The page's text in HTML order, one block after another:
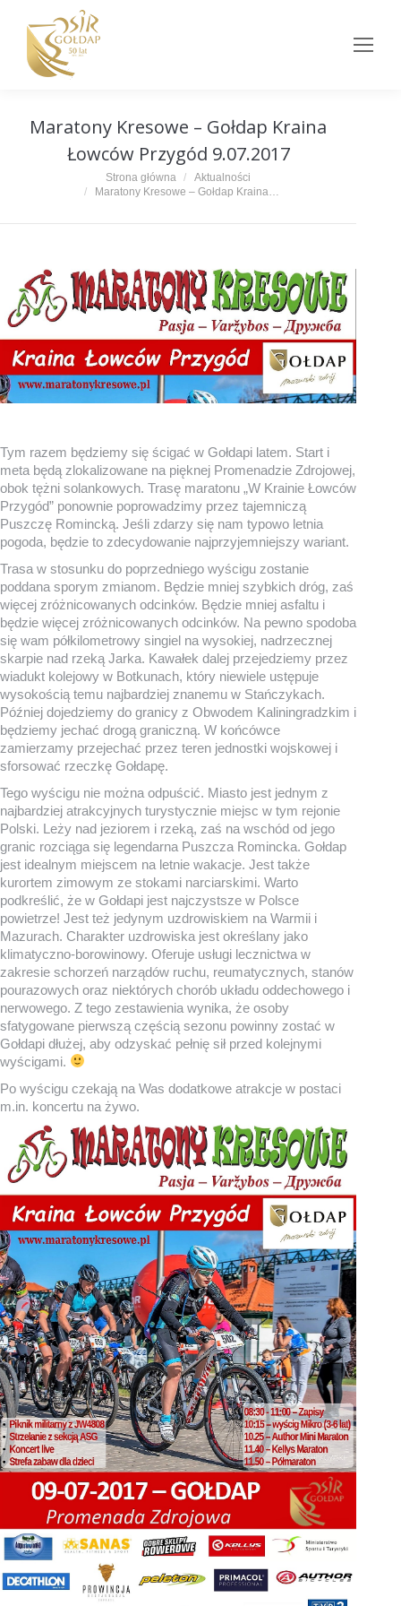
Maratony Kresowe – Gołdap Kraina
Łowców Przygód 9.07.2017
Strona główna
Aktualności
Maratony Kresowe – Gołdap Kraina…
Tym razem będziemy się ścigać w Gołdapi latem. Start i
meta będą zlokalizowane na pięknej Promenadzie Zdrojowej,
obok tężni solankowych. Trasę maratonu „W Krainie Łowców
Przygód” ponownie poprowadzimy przez tajemniczą
Puszczę Romincką. Jeśli zdarzy się nam typowo letnia
pogoda, będzie to zdecydowanie najprzyjemniejszy wariant.
Trasa w stosunku do poprzedniego wyścigu zostanie
poddana sporym zmianom. Będzie mniej szybkich dróg, zaś
więcej zróżnicowanych odcinków. Będzie mniej asfaltu i
będzie więcej zróżnicowanych odcinków. Na pewno spodoba
się wam półkilometrowy singiel na wysokiej, nadrzecznej
skarpie nad rzeką Jarka. Kawałek dalej przejedziemy przez
wiadukt kolejowy w Botkunach, który niewiele ustępuje
wysokością temu najbardziej znanemu w Stańczykach.
Później dojedziemy do granicy z Obwodem Kaliningradzkim i
będziemy jechać drogą graniczną. W końcówce
zamierzamy przejechać przez teren jednostki wojskowej i
sforsować rzeczkę Gołdapę.
Tego wyścigu nie można odpuścić. Miasto jest jednym z
najbardziej atrakcyjnych turystycznie miejsc w tym rejonie
Polski. Leży nad jeziorem i rzeką, zaś na wschód od jego
granic rozciąga się legendarna Puszcza Romincka. Gołdap
jest idealnym miejscem na letnie wakacje. Jest także
kurortem zimowym ze stokami narciarskimi. Warto
podkreślić, że w Gołdapi jest najczystsze w Polsce
powietrze! Jest też jedynym uzdrowiskiem na Warmii i
Mazurach. Charakter uzdrowiska jest określany jako
klimatyczno-borowinowy. Oferuje usługi lecznictwa w
zakresie schorzeń narządów ruchu, reumatycznych, stanów
pourazowych oraz niektórych chorób układu oddechowego i
nerwowego. Z tego zestawienia wynika, że osoby
sfatygowane pierwszą częścią sezonu powinny zostać w
Gołdapi dłużej, aby odzyskać pełnię sił przed kolejnymi
wyścigami.
Po wyścigu czekają na Was dodatkowe atrakcje w postaci
m.in. koncertu na żywo.